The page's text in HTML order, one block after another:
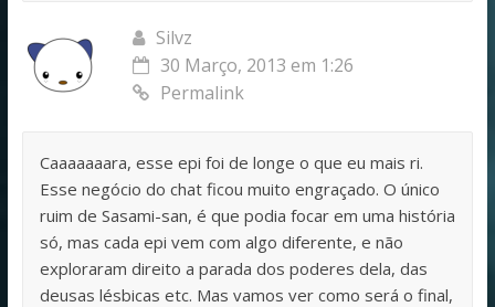
Silvz
30 Março, 2013 em 1:26
Permalink
Caaaaaaara, esse epi foi de longe o que eu mais ri.
Esse negócio do chat ficou muito engraçado. O único
ruim de Sasami-san, é que podia focar em uma história
só, mas cada epi vem com algo diferente, e não
exploraram direito a parada dos poderes dela, das
deusas lésbicas etc. Mas vamos ver como será o final,